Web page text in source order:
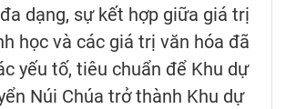
dạng, sự kết hợp giữa giá trị
học và các giá trị văn hóa đã
yếu tố, tiêu chuẩn để Khu dự
Núi Chúa trở thành Khu dự